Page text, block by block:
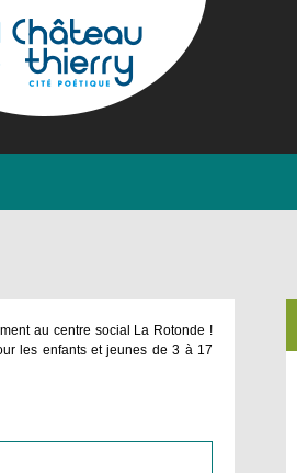
au centre social La Rotonde !
les enfants et jeunes de 3 à 17